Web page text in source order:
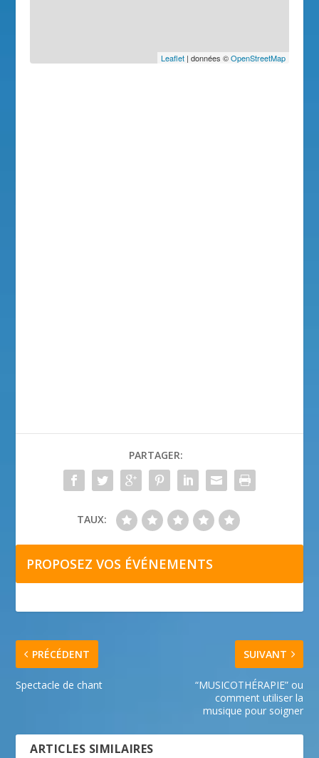
Leaflet| données ©OpenStreetMap
PARTAGER:
TAUX:
PROPOSEZ VOS ÉVÉNEMENTS
PRÉCÉDENT
Spectacle de chant
SUIVANT
“MUSICOTHÉRAPIE” ou
comment utiliser la
musique pour soigner
ARTICLES SIMILAIRES